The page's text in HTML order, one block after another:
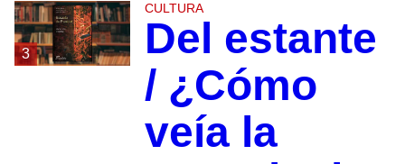
3
CULTURA
Del estante
/ ¿Cómo
veía la